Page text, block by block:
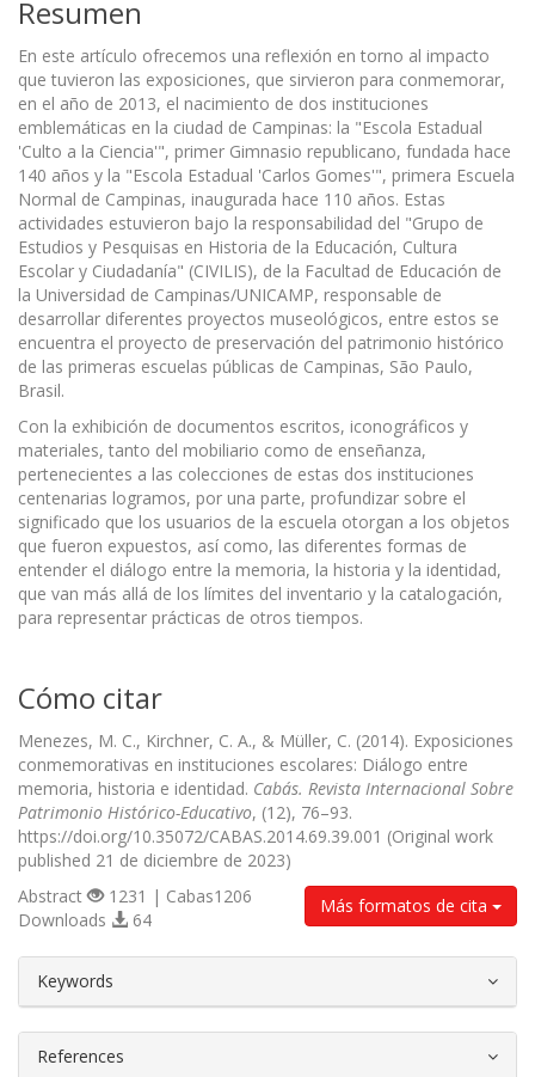
Resumen
En este artículo ofrecemos una reflexión en torno al impacto
que tuvieron las exposiciones, que sirvieron para conmemorar,
en el año de 2013, el nacimiento de dos instituciones
emblemáticas en la ciudad de Campinas: la "Escola Estadual
'Culto a la Ciencia'", primer Gimnasio republicano, fundada hace
140 años y la "Escola Estadual 'Carlos Gomes'", primera Escuela
Normal de Campinas, inaugurada hace 110 años. Estas
actividades estuvieron bajo la responsabilidad del "Grupo de
Estudios y Pesquisas en Historia de la Educación, Cultura
Escolar y Ciudadanía" (CIVILIS), de la Facultad de Educación de
la Universidad de Campinas/UNICAMP, responsable de
desarrollar diferentes proyectos museológicos, entre estos se
encuentra el proyecto de preservación del patrimonio histórico
de las primeras escuelas públicas de Campinas, São Paulo,
Brasil.
Con la exhibición de documentos escritos, iconográficos y
materiales, tanto del mobiliario como de enseñanza,
pertenecientes a las colecciones de estas dos instituciones
centenarias logramos, por una parte, profundizar sobre el
significado que los usuarios de la escuela otorgan a los objetos
que fueron expuestos, así como, las diferentes formas de
entender el diálogo entre la memoria, la historia y la identidad,
que van más allá de los límites del inventario y la catalogación,
para representar prácticas de otros tiempos.
Cómo citar
Menezes, M. C., Kirchner, C. A., & Müller, C. (2014). Exposiciones
conmemorativas en instituciones escolares: Diálogo entre
memoria, historia e identidad. Cabás. Revista Internacional Sobre
Patrimonio Histórico-Educativo, (12), 76–93.
https://doi.org/10.35072/CABAS.2014.69.39.001 (Original work
published 21 de diciembre de 2023)
Más formatos de cita
Abstract
1231 | Cabas1206
Downloads
64
Keywords
References